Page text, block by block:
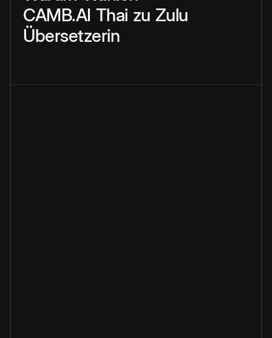
CAMB.AI Thai zu Zulu
Übersetzerin